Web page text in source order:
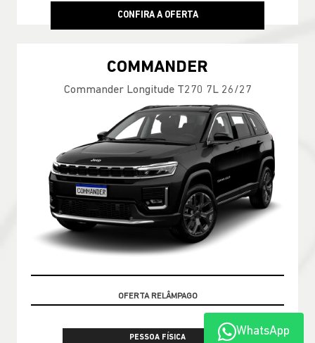
CONFIRA A OFERTA
COMMANDER
Commander Longitude T270 7L 26/27
CONDIÇÃO IMPERDÍVEL
PESSOA FÍSICA WhatsApp